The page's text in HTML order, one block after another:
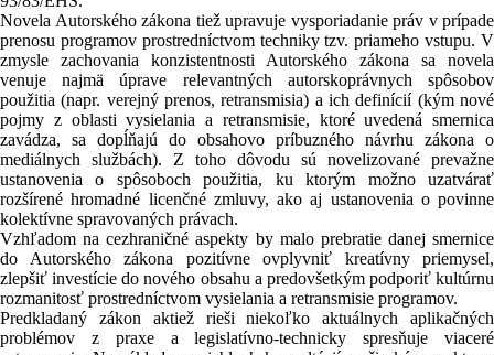
Novela Autorského zákona tiež upravuje vysporiadanie práv v prípade
prenosu programov prostredníctvom techniky tzv. priameho vstupu. V
zmysle zachovania konzistentnosti Autorského zákona sa novela
venuje najmä úprave relevantných autorskoprávnych spôsobov
použitia (napr. verejný prenos, retransmisia) a ich definícií (kým nové
pojmy z oblasti vysielania a retransmisie, ktoré uvedená smernica
zavádza, sa dopĺňajú do obsahovo príbuzného návrhu zákona o
mediálnych službách). Z toho dôvodu sú novelizované prevažne
ustanovenia o spôsoboch použitia, ku ktorým možno uzatvárať
rozšírené hromadné licenčné zmluvy, ako aj ustanovenia o povinne
kolektívne spravovaných právach.
Vzhľadom na cezhraničné aspekty by malo prebratie danej smernice
do Autorského zákona pozitívne ovplyvniť kreatívny priemysel,
zlepšiť investície do nového obsahu a predovšetkým podporiť kultúrnu
rozmanitosť prostredníctvom vysielania a retransmisie programov.
Predkladaný zákon aktiež rieši niekoľko aktuálnych aplikačných
problémov z praxe a legislatívno-technicky spresňuje viaceré